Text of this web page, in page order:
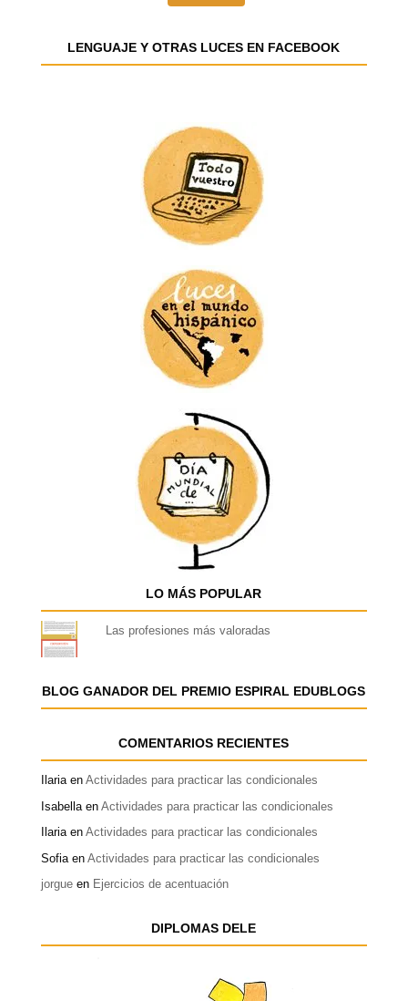
m
LENGUAJE Y OTRAS LUCES EN FACEBOOK
LO MÁS POPULAR
Las profesiones más valoradas
BLOG GANADOR DEL PREMIO ESPIRAL EDUBLOGS
COMENTARIOS RECIENTES
Ilariaen Actividades para practicar las condicionales
Isabellaen Actividades para practicar las condicionales
Ilariaen Actividades para practicar las condicionales
Sofiaen Actividades para practicar las condicionales
jorgueen Ejercicios de acentuación
DIPLOMAS DELE